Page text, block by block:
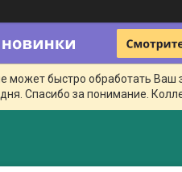
может быстро обработать
Спасибо за понимание.